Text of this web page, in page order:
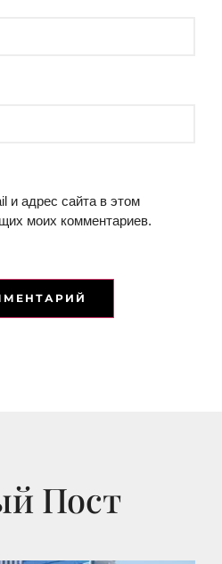
и адрес сайта в этом
моих комментариев.
Пост